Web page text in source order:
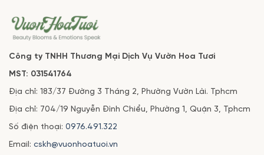
Công ty TNHH Thương Mại Dịch Vụ Vườn Hoa Tươi
MST: 031541764
Địa chỉ: 183/37 Đường 3 Tháng 2, Phường Vườn Lài. Tphcm
Địa chỉ: 704/19 Nguyễn Đình Chiểu, Phường 1, Quận 3, Tphcm
Số điện thoại: 0976.491.322
Email: cskh@vuonhoatuoi.vn